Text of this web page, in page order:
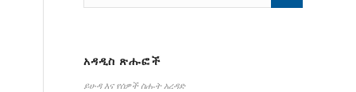
አዳዲስ ጽሑፎች
ይሁዳ እና የሰዎች ስሑት አረዳድ